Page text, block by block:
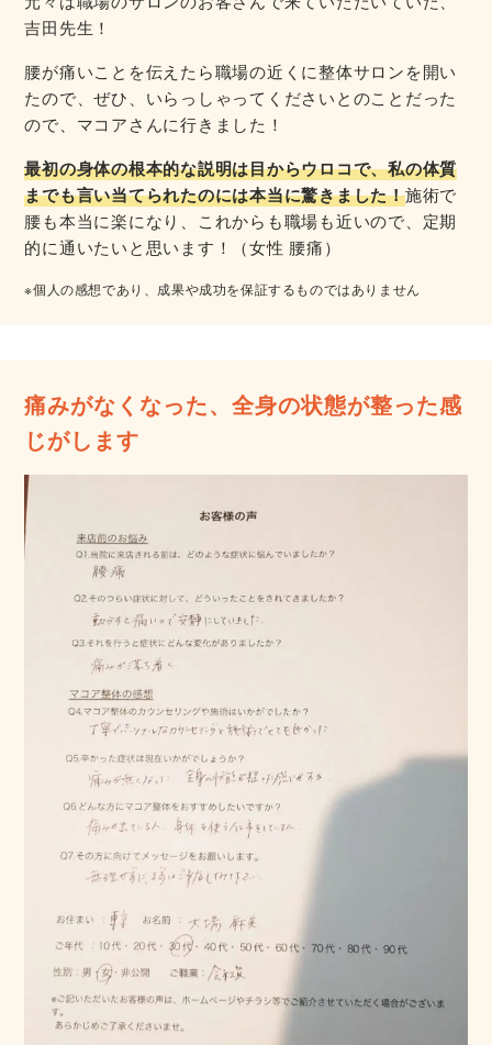
吉田先生！
腰が痛いことを伝えたら職場の近くに整体サロンを開い
たので、ぜひ、いらっしゃってくださいとのことだった
ので、マコアさんに行きました！
最初の身体の根本的な説明は目からウロコで、私の体質
までも言い当てられたのには本当に驚きました！施術で
腰も本当に楽になり、これからも職場も近いので、定期
的に通いたいと思います！（女性 腰痛）
※個人の感想であり、成果や成功を保証するものではありません
痛みがなくなった、全身の状態が整った感
じがします